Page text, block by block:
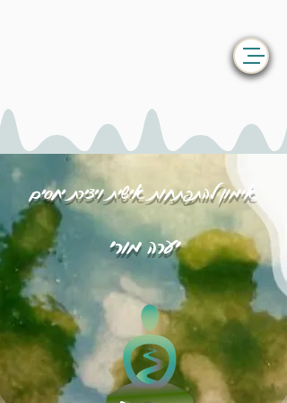
אימון להתפתחות אישית ויצירת יחסים
יערה מורי